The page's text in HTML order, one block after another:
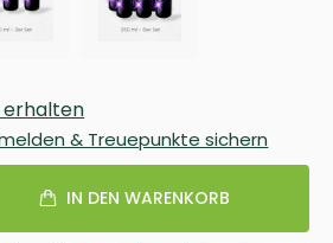
erhalten
& Treuepunkte sichern
IN DEN WARENKORB